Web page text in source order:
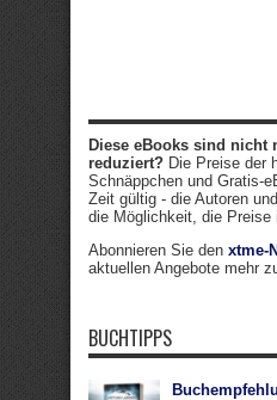
Diese eBooks sind nicht
reduziert? Die Preise der
Schnäppchen und Gratis-
Zeit gültig - die Autoren
die Möglichkeit, die Preise
Abonnieren Sie den xtme-
aktuellen Angebote mehr
BUCHTIPPS